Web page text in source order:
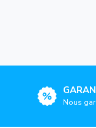
Nous